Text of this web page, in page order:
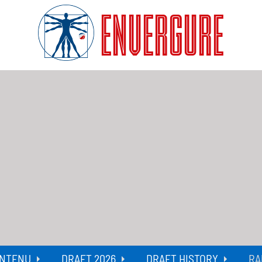
ENVERGURE
DRAFT 2026 DRAFT HISTORY